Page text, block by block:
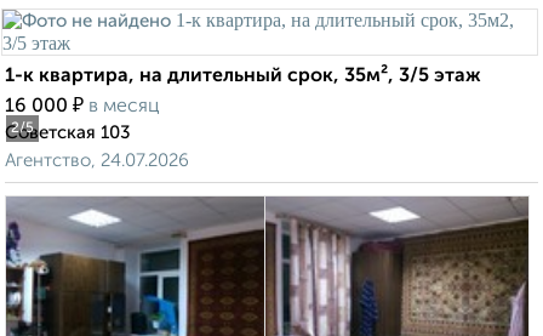
2/5
1-к квартира, на длительный срок, 35м², 3/5 этаж
16 000 ₽ в месяц
Советская 103
Агентство, 24.07.2026